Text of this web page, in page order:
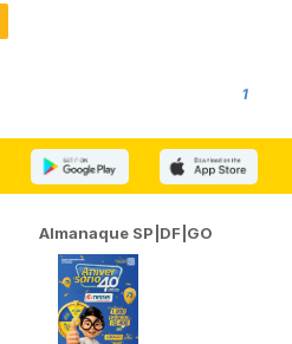
1
Almanaque SP|DF|GO